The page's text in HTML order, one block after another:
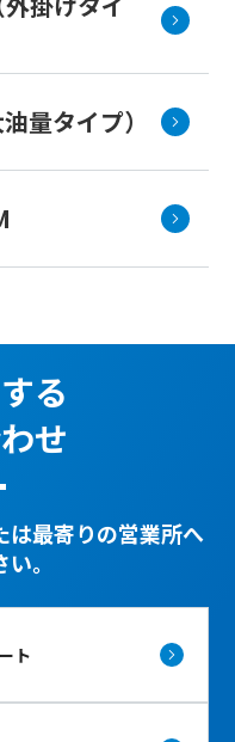
量タイプ）
る
せ
は最寄りの営業所へ
。
ト